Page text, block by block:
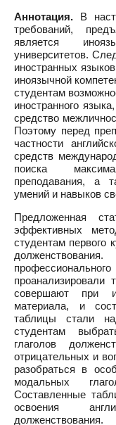
Аннотация. В
требований,
является
университетов.
иностранных
иноязычной
студентам
иностранного
средство
Поэтому перед
частности
средств
поиска
преподавания, а
умений и навыков
Предложенная
эффективных
студентам первого
проанализировали
совершают при
материала, и
таблицы стали
студентам
глаголов
отрицательных и
разобраться в
модальных
Составленные
освоения